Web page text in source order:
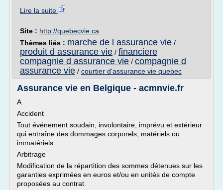
Lire la suite
Site : http://quebecvie.ca
Thèmes liés : marche de l assurance vie /
produit d assurance vie / financiere
compagnie d assurance vie / compagnie d
assurance vie / courtier d'assurance vie quebec
Assurance vie en Belgique - acmnvie.fr
A
Accident
Tout événement soudain, involontaire, imprévu et extérieur
qui entraîne des dommages corporels, matériels ou
immatériels.
Arbitrage
Modification de la répartition des sommes détenues sur les
garanties exprimées en euros et/ou en unités de compte
proposées au contrat.